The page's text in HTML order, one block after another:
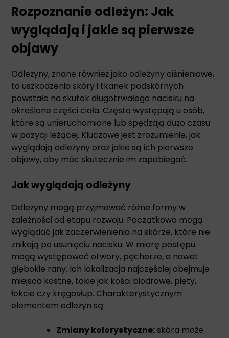
Rozpoznanie odleżyn: Jak
wyglądają i jakie są pierwsze
objawy
Odleżyny, znane również jako odleżyny ciśnieniowe,
to uszkodzenia skóry i tkanek podskórnych
powstałe na skutek długotrwałego nacisku na
określone części ciała. Często występują u osób,
które są unieruchomione lub spędzają dużo czasu
w pozycji leżącej. Kluczowe jest zrozumienie, jak
wyglądają odleżyny oraz jakie są ich pierwsze
objawy, aby móc skutecznie im zapobiegać.
Jak wyglądają odleżyny
Odleżyny mogą przyjmować różne formy w
zależności od etapu rozwoju. Początkowo mogą
wyglądać jak zaczerwienienia na skórze, które nie
znikają po usunięciu nacisku. W miarę postępu
mogą występować otwory, pęcherze, a nawet
głębokie rany. Ich lokalizacja najczęściej obejmuje
miejsca kostne, takie jak kości biodrowe, pięty,
łokcie czy kręgosłup. Charakterystycznym
elementem odleżyn są:
Zmiany kolorystyczne:skóra może